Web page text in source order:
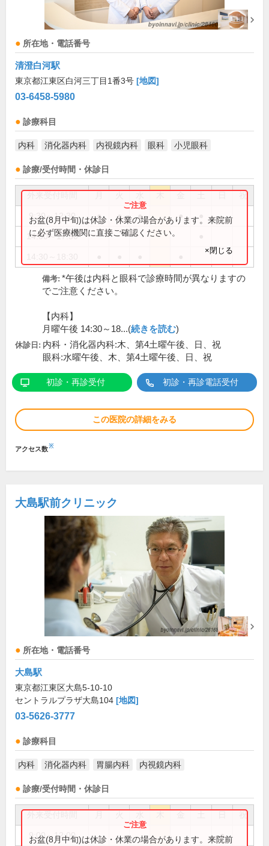
所在地・電話番号
清澄白河駅
東京都江東区白河三丁目1番3号 [地図]
03-6458-5980
診療科目
内科 消化器内科 内視鏡内科 眼科 小児眼科
診療/受付時間・休診日
祝
9:30～12:30 ● ● ● ●
14:00～17:30
お盆(8月中旬)は休診・休業の場合があります。来院前
に必ず医療機関に直接ご確認ください。
×閉じる
備考: *午後は内科と眼科で診療時間が異なりますの
でご注意ください。
【内科】
月曜午後 14:30～18...(続きを読む)
休診日: 内科・消化器内科:木、第4土曜午後、日、祝
眼科:水曜午後、木、第4土曜午後、日、祝
初診・再診受付 初診・再診電話受付
この医院の詳細をみる
アクセス数※
大島駅前クリニック
所在地・電話番号
大島駅
東京都江東区大島5-10-10
セントラルプラザ大島104 [地図]
03-5626-3777
診療科目
内科 消化器内科 胃腸内科 内視鏡内科
診療/受付時間・休診日
祝
9:00～12:00 ●
お盆(8月中旬)は休診・休業の場合があります。来院前